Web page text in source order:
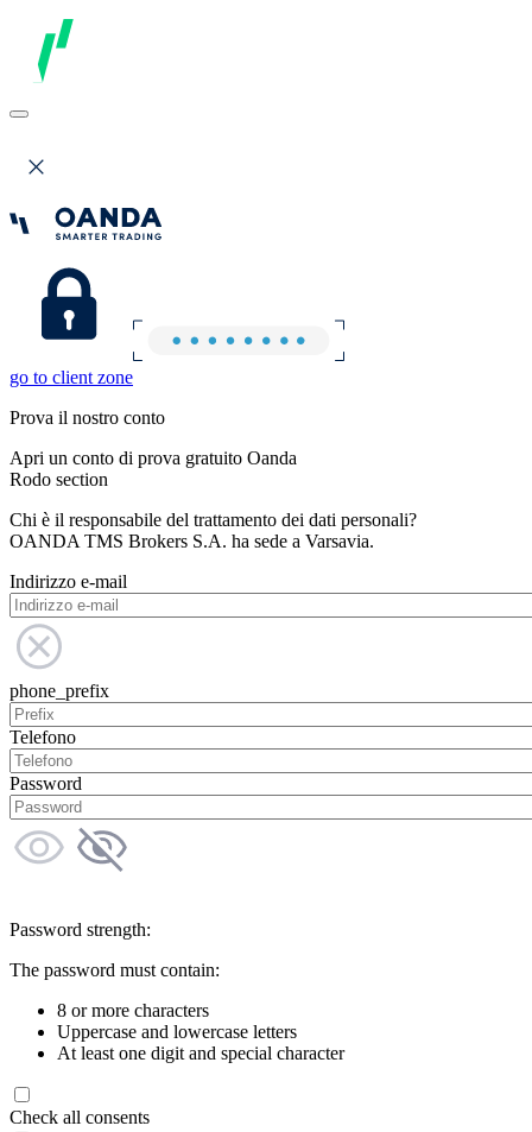
go to client zone
Prova il nostro conto
Apri un conto di prova gratuito Oanda
Rodo section
Chi è il responsabile del trattamento dei dati personali?
OANDA TMS Brokers S.A. ha sede a Varsavia.
Indirizzo e-mail
phone_prefix
Telefono
Password
Password strength:
The password must contain:
8 or more characters
Uppercase and lowercase letters
At least one digit and special character
Check all consents